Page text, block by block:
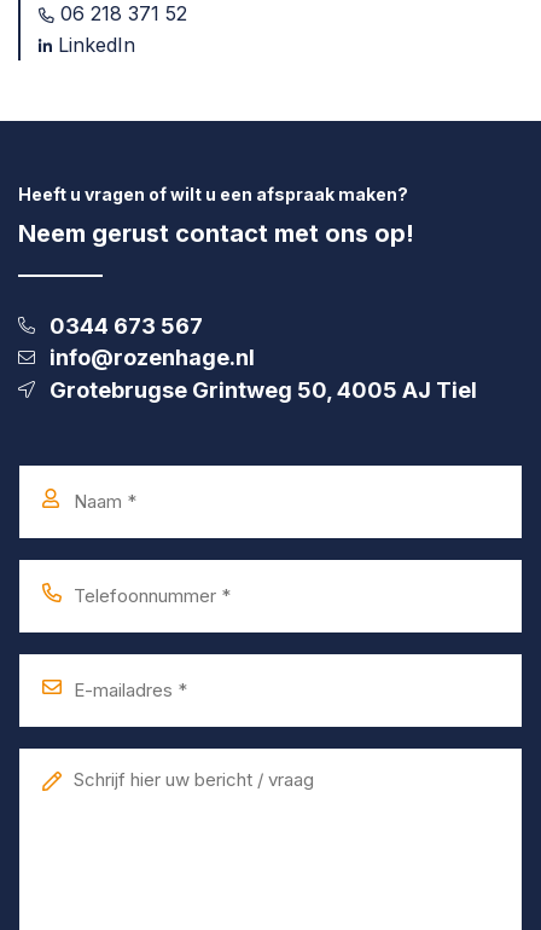
06 218 371 52
LinkedIn
Heeft u vragen of wilt u een afspraak maken?
Neem gerust contact met ons op!
0344 673 567
info@rozenhage.nl
Grotebrugse Grintweg 50, 4005 AJ Tiel
mailadres
*